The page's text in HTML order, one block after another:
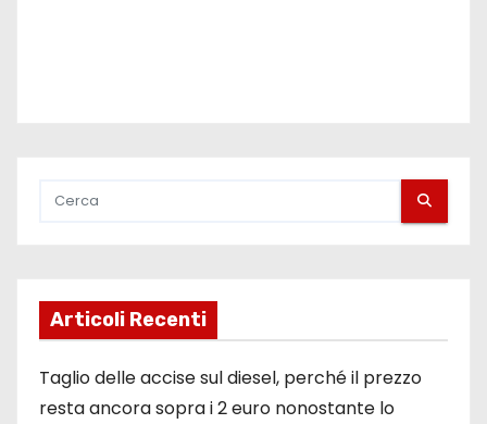
Articoli Recenti
Taglio delle accise sul diesel, perché il prezzo
resta ancora sopra i 2 euro nonostante lo